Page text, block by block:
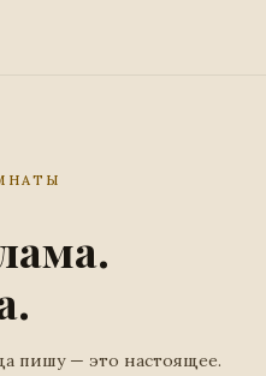
пишу — это настоящее.